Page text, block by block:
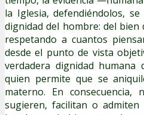
la Iglesia, defendiéndolos,
dignidad del hombre: del bien
respetando a cuantos
desde el punto de vista
verdadera dignidad
quien permite que se
materno. En
sugieren, facilitan o